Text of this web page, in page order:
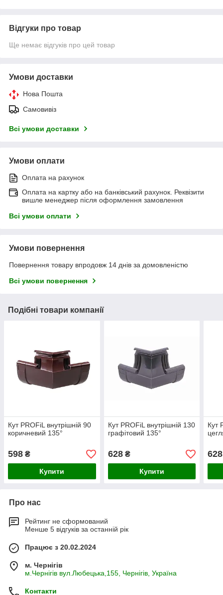
Відгуки про товар
Ще немає відгуків про цей товар
Умови доставки
Нова Пошта
Самовивіз
Всі умови доставки
Умови оплати
Оплата на рахунок
Оплата на картку або на банківський рахунок. Реквізити
вишле менеджер після оформлення замовлення
Всі умови оплати
Умови повернення
Повернення товару впродовж 14 днів за домовленістю
Всі умови повернення
Подібні товари компанії
Кут PROFiL внутрішній 90
коричневий 135°
598 ₴
Купити
Кут PROFiL внутрішній 130
графітовий 135°
628₴
Купити
Кут
628
Про нас
Рейтинг не сформований
Менше 5 відгуків за останній рік
Працює з 20.02.2024
м. Чернігів
м.Чернігів вул.Любецька,155, Чернігів, Україна
Контакти